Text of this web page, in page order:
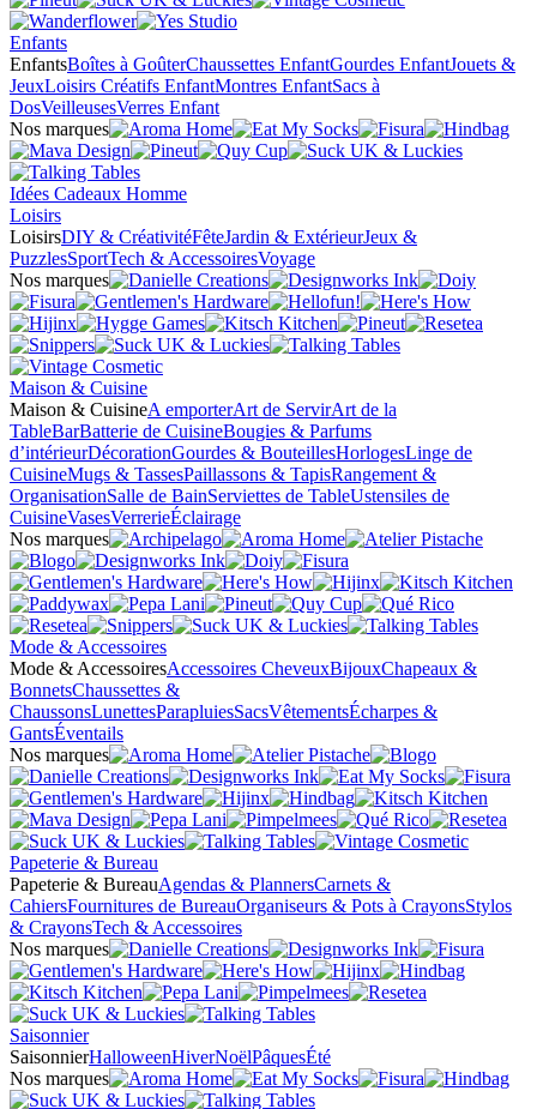
Enfants
EnfantsBoîtes à GoûterChaussettes EnfantGourdes EnfantJouets &
JeuxLoisirs Créatifs EnfantMontres EnfantSacs à
DosVeilleusesVerres Enfant
Nos marques
Idées Cadeaux Homme
Loisirs
LoisirsDIY & CréativitéFêteJardin & ExtérieurJeux &
PuzzlesSportTech & AccessoiresVoyage
Nos marques
Maison & Cuisine
Maison & CuisineA emporterArt de ServirArt de la
TableBarBatterie de CuisineBougies & Parfums
d’intérieurDécorationGourdes & BouteillesHorlogesLinge de
CuisineMugs & TassesPaillassons & TapisRangement &
OrganisationSalle de BainServiettes de TableUstensiles de
CuisineVasesVerrerieÉclairage
Nos marques
Mode & Accessoires
Mode & AccessoiresAccessoires CheveuxBijouxChapeaux &
BonnetsChaussettes &
ChaussonsLunettesParapluiesSacsVêtementsÉcharpes &
GantsÉventails
Nos marques
Papeterie & Bureau
Papeterie & BureauAgendas & PlannersCarnets &
CahiersFournitures de BureauOrganiseurs & Pots à CrayonsStylos
& CrayonsTech & Accessoires
Nos marques
Saisonnier
SaisonnierHalloweenHiverNoëlPâquesÉté
Nos marques